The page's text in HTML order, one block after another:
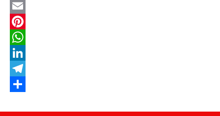
Twitter
Email
Pinterest
WhatsApp
LinkedIn
Telegram